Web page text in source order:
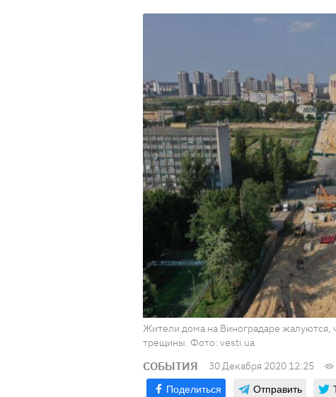
Жители дома на Виноградаре жалуются,
трещины. Фото: vesti.ua
СОБЫТИЯ 30 Декабря 2020 12:25
Поделиться Отправить